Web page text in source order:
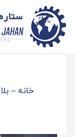
مزایای
خانه –